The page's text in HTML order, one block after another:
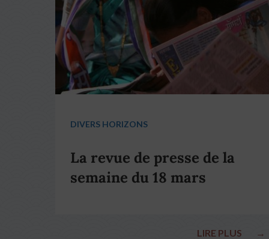
DIVERS HORIZONS
La revue de presse de la
semaine du 18 mars
LIRE PLUS →